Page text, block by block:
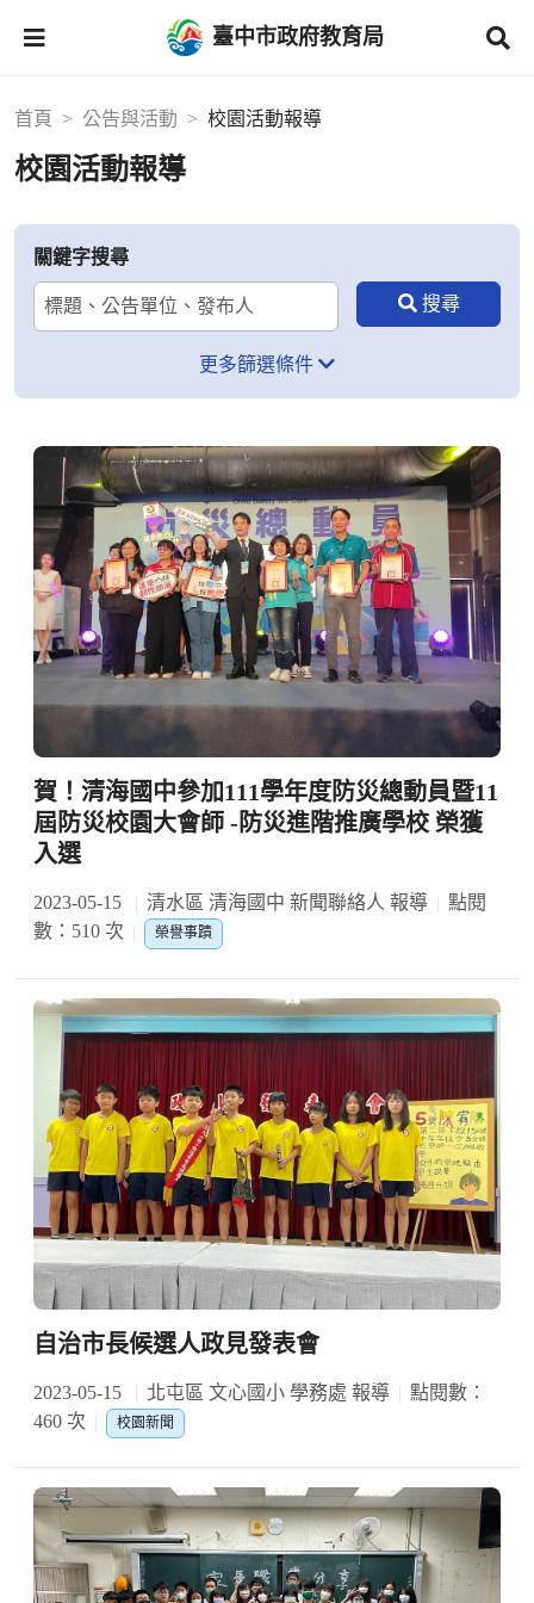
臺中市政府教育局
首頁 公告與活動 校園活動報導
校園活動報導
關鍵字搜尋
更多篩選條件
賀！清海國中參加111學年度防災總動員暨11
屆防災校園大會師 -防災進階推廣學校 榮獲
入選
2023-05-15 清水區 清海國中 新聞聯絡人 報導
點閱
數：510 次
榮譽事蹟
自治市長候選人政見發表會
2023-05-15 北屯區 文心國小 學務處 報導
點閱數：
460 次
校園新聞